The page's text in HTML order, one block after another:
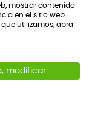
mostrar contenido
en el sitio web.
utilizamos, abra
modificar